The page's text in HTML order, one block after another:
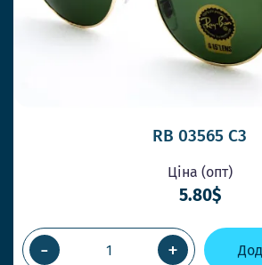
RB 03565 C3
Ціна (опт)
5.80$
- +